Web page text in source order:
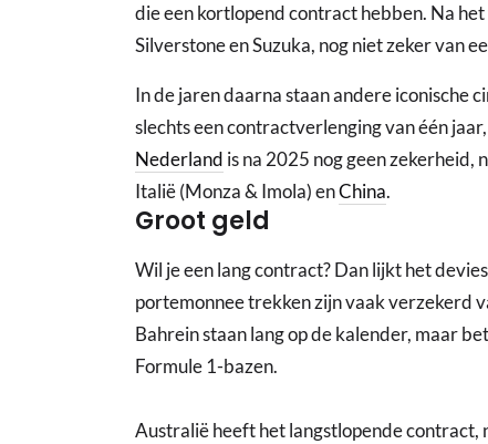
die een kortlopend contract hebben. Na
Silverstone en Suzuka, nog niet zeker van
In de jaren daarna staan andere iconische
slechts een contractverlenging van één
Nederland is na 2025 nog geen zekerheid,
Italië (Monza & Imola) enChina.
Groot geld
Wil je een lang contract? Dan lijkt het
portemonnee trekken zijn vaak verzekerd
Bahrein staan lang op de kalender, maar
Formule 1-bazen.
Australië heeft het langstlopende contract,